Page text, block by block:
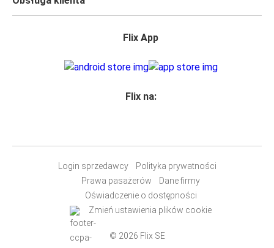
Flix App
Flix na:
Login sprzedawcy
Polityka prywatności
Prawa pasażerów
Dane firmy
Oświadczenie o dostępności
Zmień ustawienia plików cookie
© 2026 Flix SE